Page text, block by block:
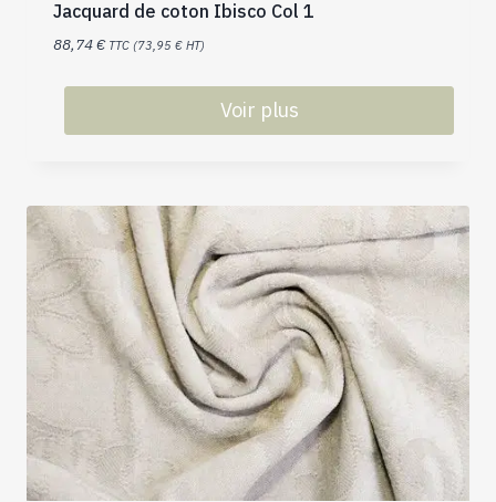
Jacquard de coton Ibisco Col 1
88,74€ TTC (73,95 € HT)
Voir plus